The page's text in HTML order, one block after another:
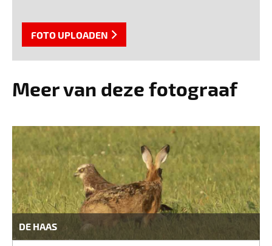
FOTO UPLOADEN
Meer van deze fotograaf
DE HAAS